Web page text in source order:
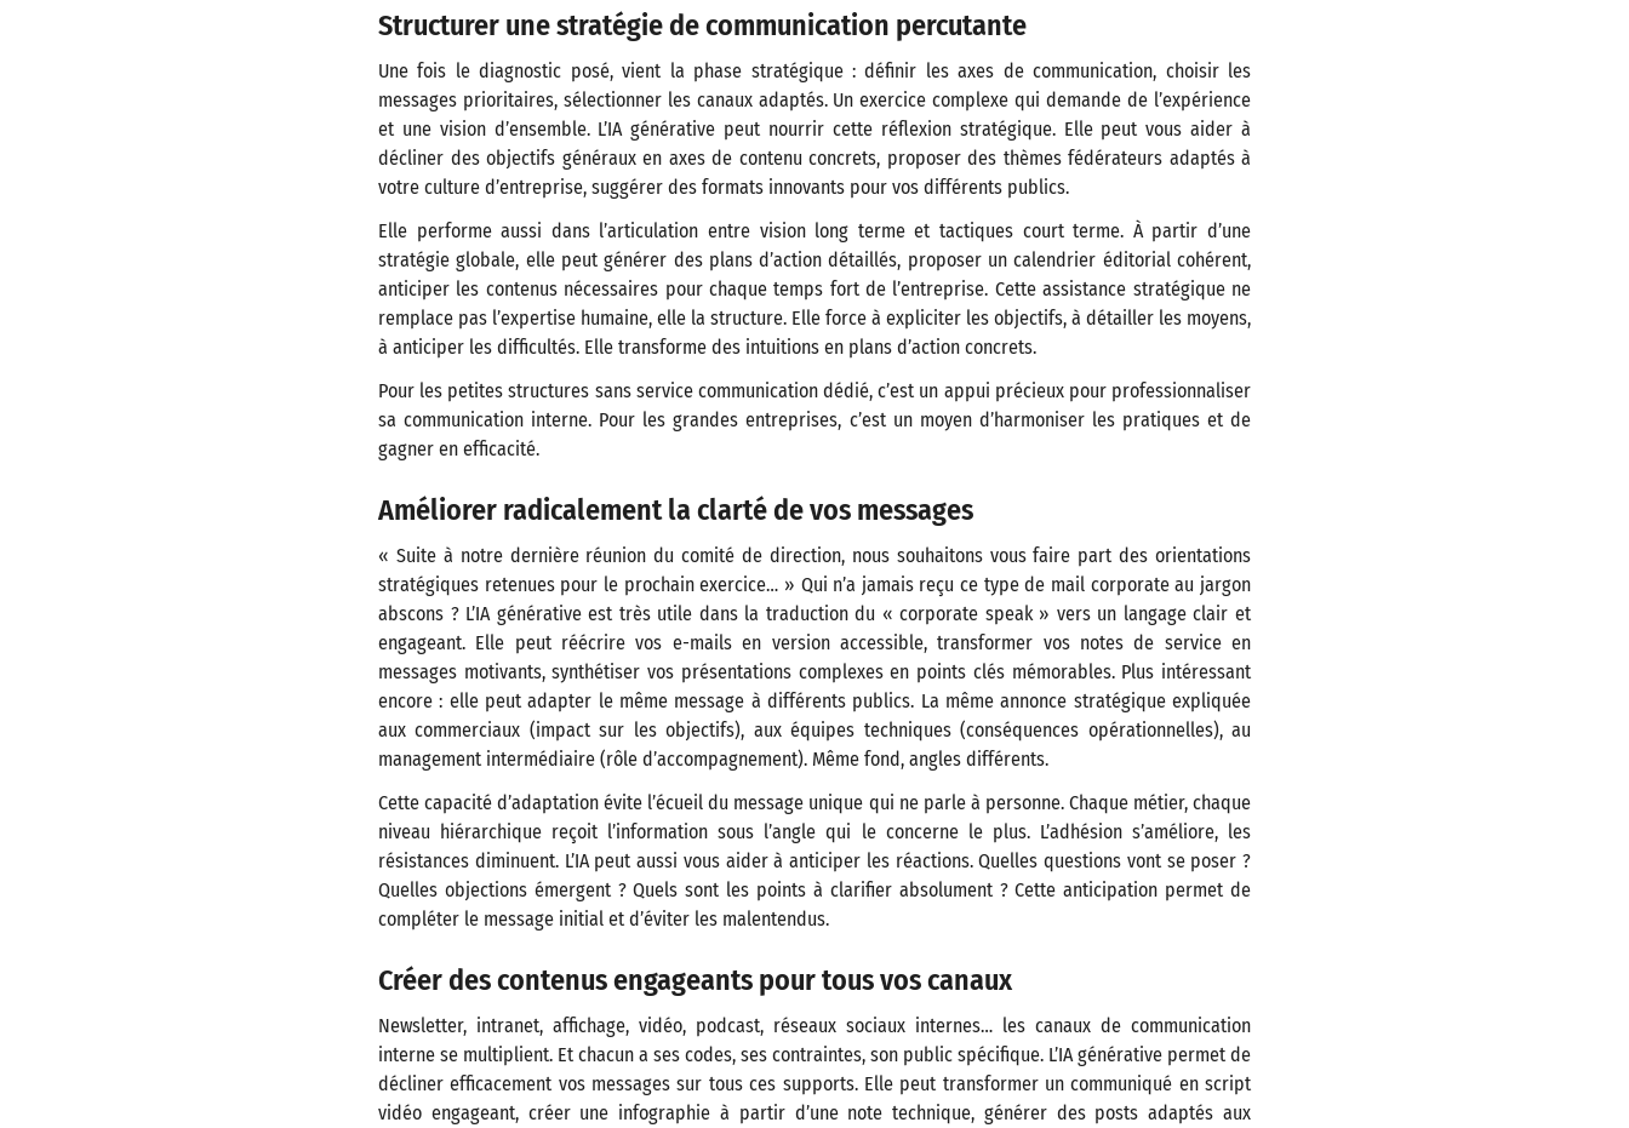
Structurer une stratégie de communication percutante
Une fois le diagnostic posé, vient la phase stratégique : définir les axes de communication, choisir les
messages prioritaires, sélectionner les canaux adaptés. Un exercice complexe qui demande de l’expérience
et une vision d’ensemble. L’IA générative peut nourrir cette réflexion stratégique. Elle peut vous aider à
décliner des objectifs généraux en axes de contenu concrets, proposer des thèmes fédérateurs adaptés à
votre culture d’entreprise, suggérer des formats innovants pour vos différents publics.
Elle performe aussi dans l’articulation entre vision long terme et tactiques court terme. À partir d’une
stratégie globale, elle peut générer des plans d’action détaillés, proposer un calendrier éditorial cohérent,
anticiper les contenus nécessaires pour chaque temps fort de l’entreprise. Cette assistance stratégique ne
remplace pas l’expertise humaine, elle la structure. Elle force à expliciter les objectifs, à détailler les moyens,
à anticiper les difficultés. Elle transforme des intuitions en plans d’action concrets.
Pour les petites structures sans service communication dédié, c’est un appui précieux pour professionnaliser
sa communication interne. Pour les grandes entreprises, c’est un moyen d’harmoniser les pratiques et de
gagner en efficacité.
Améliorer radicalement la clarté de vos messages
« Suite à notre dernière réunion du comité de direction, nous souhaitons vous faire part des orientations
stratégiques retenues pour le prochain exercice… » Qui n’a jamais reçu ce type de mail corporate au jargon
abscons ? L’IA générative est très utile dans la traduction du « corporate speak » vers un langage clair et
engageant. Elle peut réécrire vos e-mails en version accessible, transformer vos notes de service en
messages motivants, synthétiser vos présentations complexes en points clés mémorables. Plus intéressant
encore : elle peut adapter le même message à différents publics. La même annonce stratégique expliquée
aux commerciaux (impact sur les objectifs), aux équipes techniques (conséquences opérationnelles), au
management intermédiaire (rôle d’accompagnement). Même fond, angles différents.
Cette capacité d’adaptation évite l’écueil du message unique qui ne parle à personne. Chaque métier, chaque
niveau hiérarchique reçoit l’information sous l’angle qui le concerne le plus. L’adhésion s’améliore, les
résistances diminuent. L’IA peut aussi vous aider à anticiper les réactions. Quelles questions vont se poser ?
Quelles objections émergent ? Quels sont les points à clarifier absolument ? Cette anticipation permet de
compléter le message initial et d’éviter les malentendus.
Créer des contenus engageants pour tous vos canaux
Newsletter, intranet, affichage, vidéo, podcast, réseaux sociaux internes… les canaux de communication
interne se multiplient. Et chacun a ses codes, ses contraintes, son public spécifique. L’IA générative permet de
décliner efficacement vos messages sur tous ces supports. Elle peut transformer un communiqué en script
vidéo engageant, créer une infographie à partir d’une note technique, générer des posts adaptés aux